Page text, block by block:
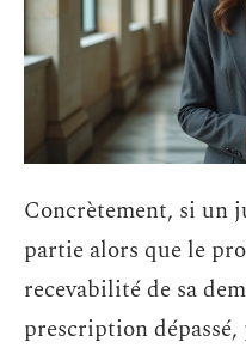
Concrètement, si un
partie alors que le
recevabilité de sa
prescription